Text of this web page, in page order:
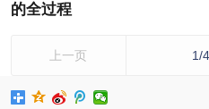
的全过程
上一页 1/4